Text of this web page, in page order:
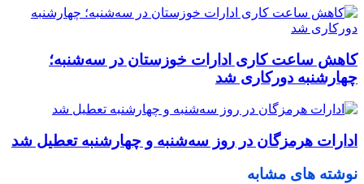
کاهش ساعت کاری ادارات خوزستان در سه‌شنبه؛
چهارشنبه دورکاری شد
ادارات هرمزگان در روز سه‌شنبه و چهارشنبه تعطیل شد
نوشته های مشابه